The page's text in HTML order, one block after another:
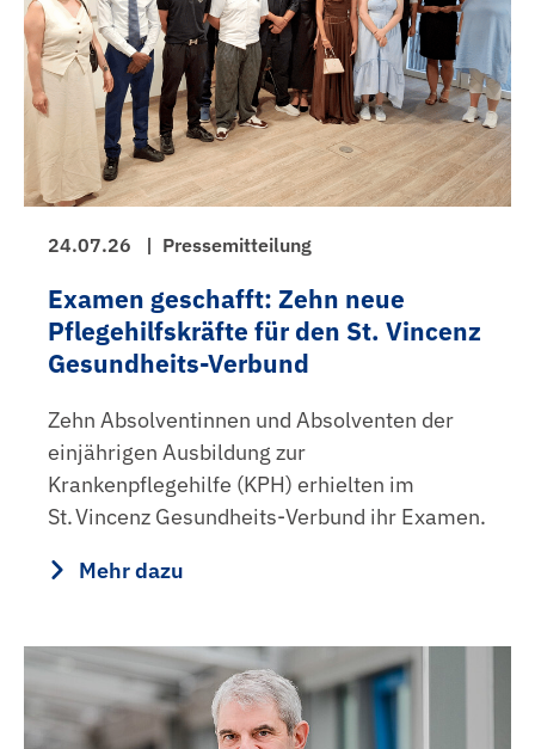
24.07.26 | Pressemitteilung
Examen geschafft: Zehn neue
Pflegehilfskräfte für den St. Vincenz
Gesundheits-Verbund
Zehn Absolventinnen und Absolventen der
einjährigen Ausbildung zur
Krankenpflegehilfe (KPH) erhielten im
St. Vincenz Gesundheits‑Verbund ihr Examen.
Mehr dazu